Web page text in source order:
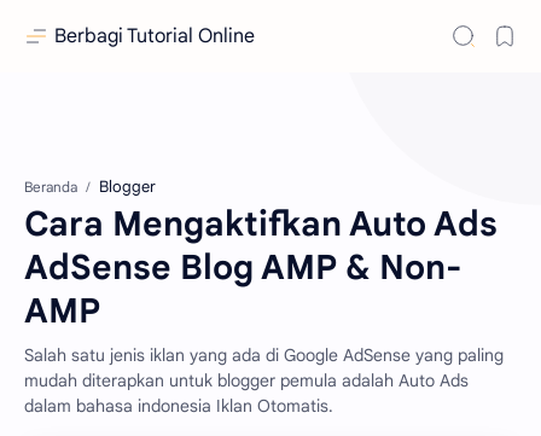
Berbagi Tutorial Online
Beranda Blogger
Cara Mengaktifkan Auto Ads
AdSense Blog AMP & Non-
AMP
Salah satu jenis iklan yang ada di Google AdSense yang paling
mudah diterapkan untuk blogger pemula adalah Auto Ads
dalam bahasa indonesia Iklan Otomatis.